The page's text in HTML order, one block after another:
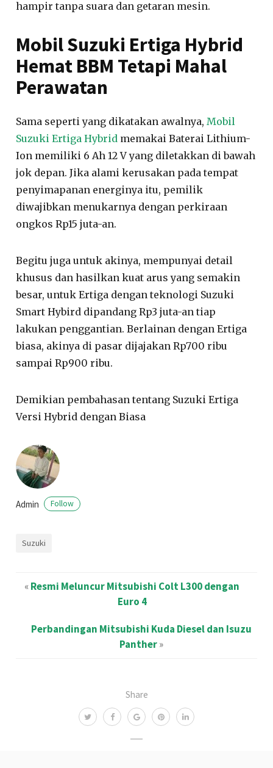
Share
hampir tanpa suara dan getaran mesin.
Mobil Suzuki Ertiga Hybrid
Hemat BBM Tetapi Mahal
Perawatan
Sama seperti yang dikatakan awalnya, Mobil
Suzuki Ertiga Hybrid memakai Baterai Lithium-
Ion memiliki 6 Ah 12 V yang diletakkan di bawah
jok depan. Jika alami kerusakan pada tempat
penyimapanan energinya itu, pemilik
diwajibkan menukarnya dengan perkiraan
ongkos Rp15 juta-an.
Begitu juga untuk akinya, mempunyai detail
khusus dan hasilkan kuat arus yang semakin
besar, untuk Ertiga dengan teknologi Suzuki
Smart Hybird dipandang Rp3 juta-an tiap
lakukan penggantian. Berlainan dengan Ertiga
biasa, akinya di pasar dijajakan Rp700 ribu
sampai Rp900 ribu.
Demikian pembahasan tentang Suzuki Ertiga
Versi Hybrid dengan Biasa
Admin Follow
Suzuki
«Resmi Meluncur Mitsubishi Colt L300 dengan
Euro 4
Perbandingan Mitsubishi Kuda Diesel dan Isuzu
Panther»